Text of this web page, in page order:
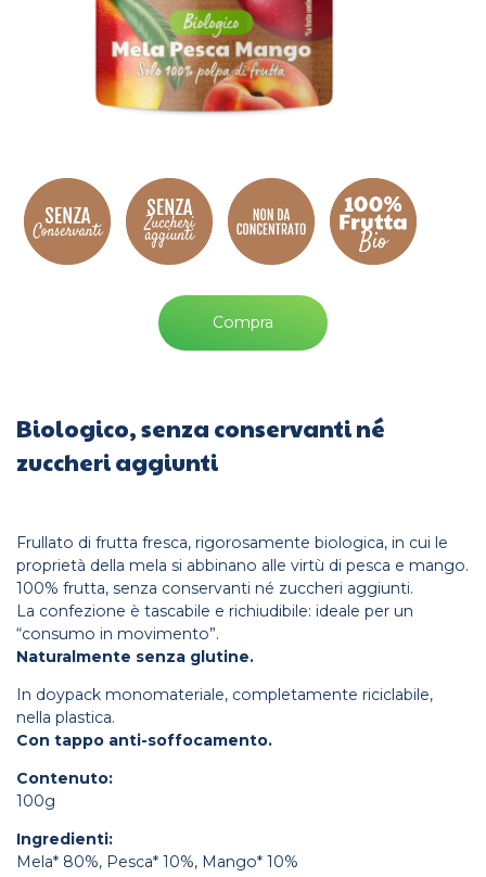
Compra
Biologico, senza conservanti né
zuccheri aggiunti
Frullato di frutta fresca, rigorosamente biologica, in cui le
proprietà della mela si abbinano alle virtù di pesca e mango.
100% frutta, senza conservanti né zuccheri aggiunti.
La confezione è tascabile e richiudibile: ideale per un
“consumo in movimento”.
Naturalmente senza glutine.
In doypack monomateriale, completamente riciclabile,
nella plastica.
Con tappo anti-soffocamento.
Contenuto:
100g
Ingredienti:
Mela* 80%, Pesca* 10%, Mango* 10%